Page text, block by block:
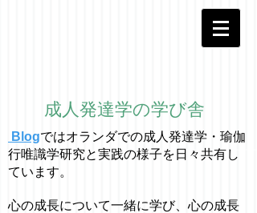
成人発達学の学び舎
Blogではオラ ンダでの成人発達学・ 瑜伽
行唯識学研究と実践の様子を日々共有し
ています。
心の成長について一緒に学び、心の成長